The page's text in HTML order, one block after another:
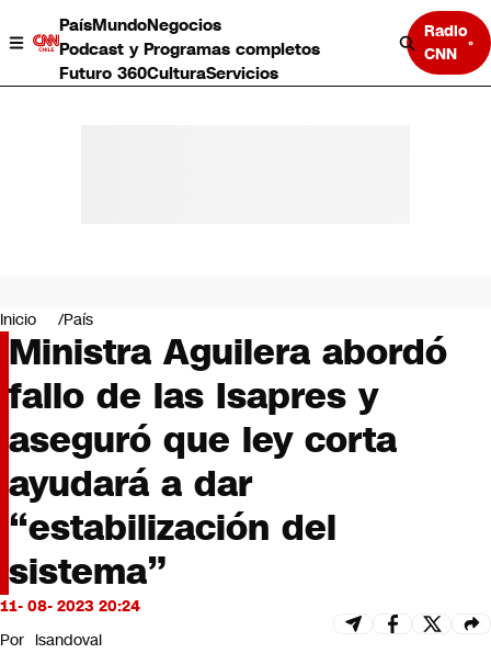
PaísMundoNegocios
Podcast y Programas completos
Futuro 360CulturaServicios
Radio
CNN
Negocios
Deportes
Programas completos
Cultura
Servicios
Bits
CNN Data
CNN tiempo
Futuro 360
Opinión
Inicio País
Ministra Aguilera abordó
fallo de las Isapres y
aseguró que ley corta
ayudará a dar
“estabilización del
sistema”
11- 08- 2023 20:24
Por lsandoval